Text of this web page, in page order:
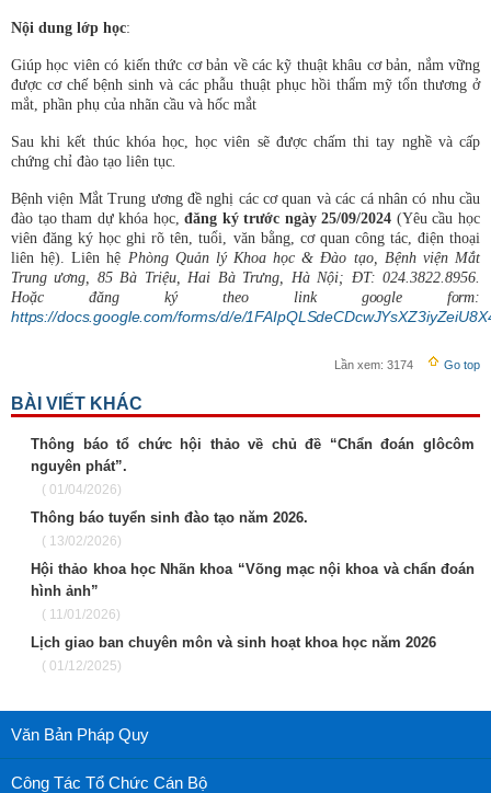
Nội dung lớp học:
Giúp học viên có kiến thức cơ bản về các kỹ thuật khâu cơ bản, nắm vững
được cơ chế bệnh sinh và các phẫu thuật phục hồi thẩm mỹ tổn thương ở
mắt, phần phụ của nhãn cầu và hốc mắt
Sau khi kết thúc khóa học, học viên sẽ được chấm thi tay nghề và cấp
chứng chỉ đào tạo liên tục.
Bệnh viện Mắt Trung ương đề nghị các cơ quan và các cá nhân có nhu cầu
đào tạo tham dự khóa học,đăng ký trước ngày 25/09/2024 (Yêu cầu học
viên đăng ký học ghi rõ tên, tuổi, văn bằng, cơ quan công tác, điện thoại
liên hệ). Liên hệ Phòng Quản lý Khoa học & Đào tạo, Bệnh viện Mắt
Trung ương, 85 Bà Triệu, Hai Bà Trưng, Hà Nội; ĐT: 024.3822.8956.
Hoặc đăng ký theo link google form:
https://docs.google.com/forms/d/e/
Lần xem: 3174 Go top
BÀI VIẾT KHÁC
Thông báo tổ chức hội thảo về chủ đề “Chẩn đoán glôcôm
nguyên phát”.
( 01/04/2026)
Thông báo tuyển sinh đào tạo năm 2026.
( 13/02/2026)
Hội thảo khoa học Nhãn khoa “Võng mạc nội khoa và chẩn đoán
hình ảnh”
( 11/01/2026)
Lịch giao ban chuyên môn và sinh hoạt khoa học năm 2026
( 01/12/2025)
Văn Bản Pháp Quy
Công Tác Tổ Chức Cán Bộ